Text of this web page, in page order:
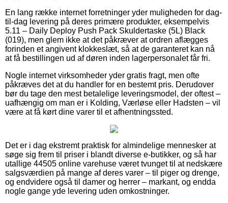
En lang række internet forretninger yder muligheden for dag-
til-dag levering på deres primære produkter, eksempelvis
5.11 – Daily Deploy Push Pack Skuldertaske (5L) Black
(019), men glem ikke at det påkræver at ordren aflægges
forinden et angivent klokkeslæt, så at de garanteret kan nå
at få bestillingen ud af døren inden lagerpersonalet får fri.
Nogle internet virksomheder yder gratis fragt, men ofte
påkræves det at du handler for en bestemt pris. Derudover
bør du tage den mest betalelige leveringsmodel, der oftest –
uafhængig om man er i Kolding, Værløse eller Hadsten – vil
være at få kørt dine varer til et afhentningssted.
Det er i dag ekstremt praktisk for almindelige mennesker at
søge sig frem til priser i blandt diverse e-butikker, og så har
utallige 44505 online varehuse været tvunget til at nedskære
salgsværdien på mange af deres varer – til piger og drenge,
og endvidere også til damer og herrer – markant, og endda
nogle gange yde levering uden omkostninger.